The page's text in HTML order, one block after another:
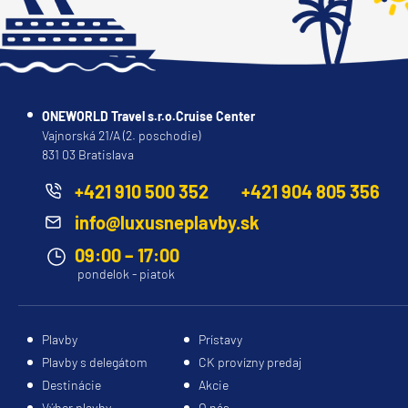
Princess
Caribbean Princess
Crown Princess
Diamond Princess
Discovery Princess
Emerald Princess
Enchanted Princess
Grand Princess
Island Princess
Majestic Princess
Regal Princess
Royal Princess
ONEWORLD Travel s.r.o.Cruise Center
Vajnorská 21/A (2. poschodie)
831 03 Bratislava
+421 910 500 352
+421 904 805 356
info@luxusneplavby.sk
09:00 – 17:00
pondelok - piatok
Plavby
Prístavy
Plavby s delegátom
CK provízny predaj
Destinácie
Akcie